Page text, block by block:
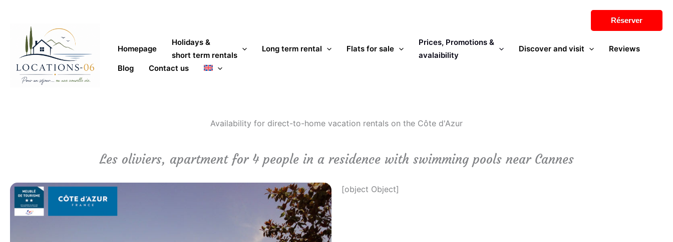
Réserver
Homepage
Holidays &
short term rentals
Long term rental Flats for sale
Prices, Promotions &
avalaibility
Discover and visit Reviews
Blog Contact us
Availability for direct-to-home vacation rentals on the Côte d'Azur
Les oliviers, apartment for 4 people in a residence with swimming pools near Cannes
[object Object]